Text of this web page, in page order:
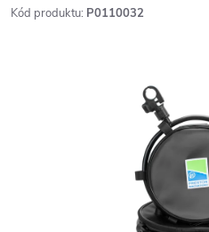
Kód produktu: P0110032